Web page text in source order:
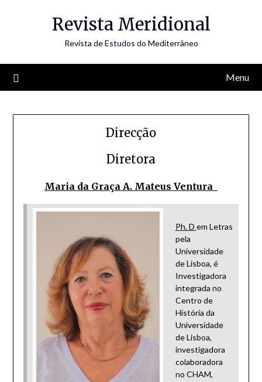
Revista Meridional
Revista de Estudos do Mediterrâneo
Menu
Direcção
Diretora
Maria da Graça A. Mateus Ventura
Ph. D em Letras
pela
Universidade
de Lisboa, é
Investigadora
integrada no
Centro de
História da
Universidade
de Lisboa,
investigadora
colaboradora
no CHAM,